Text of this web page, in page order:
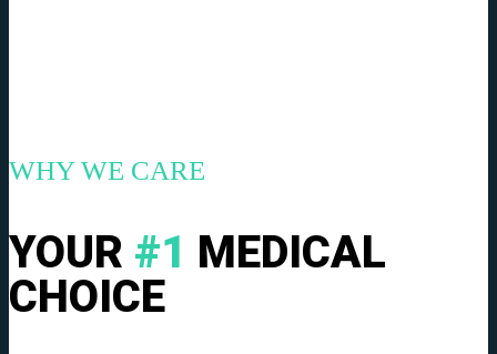
WHY WE CARE
YOUR #1 MEDICAL
CHOICE